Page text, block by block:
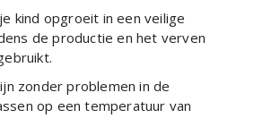
kind opgroeit in een veilige
de productie en het verven
zonder problemen in de
op een temperatuur van